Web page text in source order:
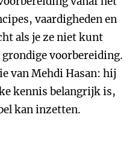
vaardigheden en
als je ze niet kunt
voorbereiding.
van Mehdi Hasan: hij
kennis belangrijk is,
kan inzetten.